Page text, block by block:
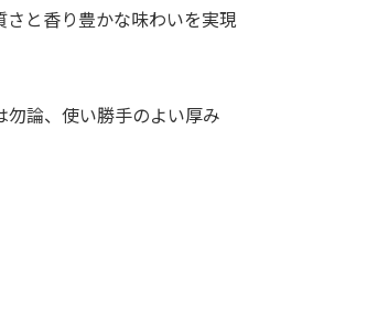
と香り豊かな味わいを実現
論、使い勝手のよい厚み